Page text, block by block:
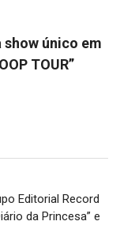
show único em
TOUR”
Editorial Record
da Princesa” e